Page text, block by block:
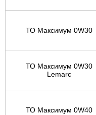
ТО Максимум 0W30
ТО Максимум 0W30
Lemarc
ТО Максимум 0W40